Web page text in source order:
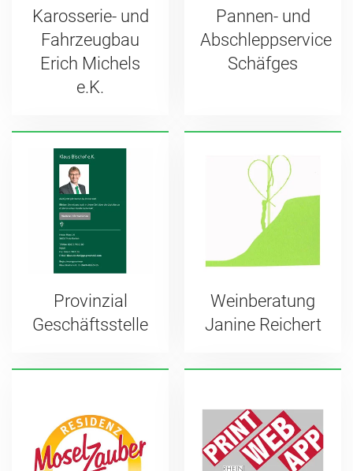
Karosserie- und
Fahrzeugbau
Erich Michels
e.K.
Pannen- und
Abschleppservice
Schäfges
Provinzial
Geschäftsstelle
Weinberatung
Janine Reichert